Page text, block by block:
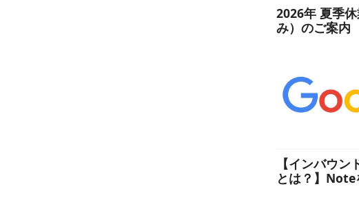
2026年 夏季
み）のご案内
【インバウン
とは？】Note